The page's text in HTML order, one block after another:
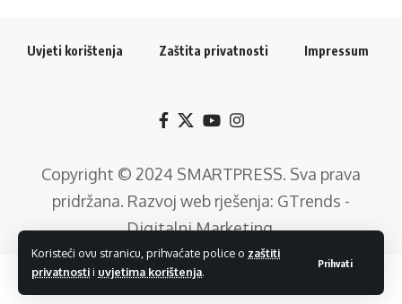
Koristeći ovu stranicu, prihvaćate police o zaštiti
privatnostii uvjetima korištenja.
Prihvati
Uvjeti korištenja Zaštita privatnosti Impressum
Copyright © 2024 SMARTPRESS. Sva prava
pridržana. Razvoj web rješenja: GTrends -
Digitalni Marketing.